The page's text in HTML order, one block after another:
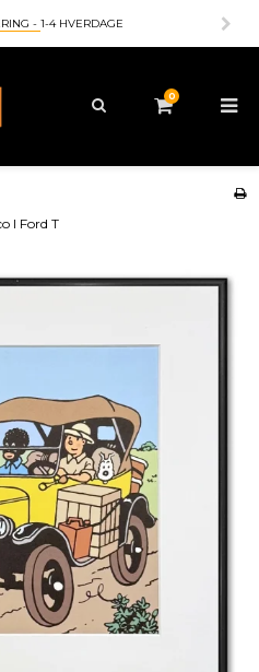
- 1-4 HVERDAGE
0
I Ford T